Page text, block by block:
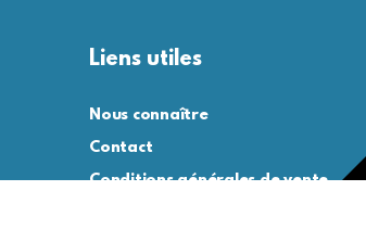
Liens utiles
Nous connaître
Contact
Conditions générales de vente